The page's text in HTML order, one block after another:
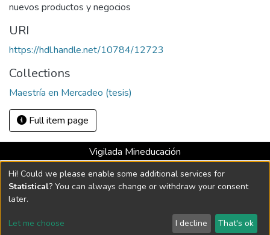
nuevos productos y negocios
URI
https://hdl.handle.net/10784/12723
Collections
Maestría en Mercadeo (tesis)
Full item page
Vigilada Mineducación
Universidad con Acreditación Institucional hasta 2026 -
Resolución MEN 2158 de 2018
DSpace software copyright © 2002-2026 LYRASIS
Hi! Could we please enable some additional services for
Statistical? You can always change or withdraw your consent
later.
Let me choose I decline That's ok